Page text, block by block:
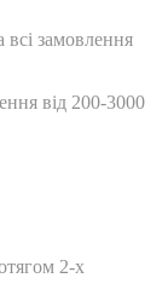
всі замовлення
від 200-3000
2-х